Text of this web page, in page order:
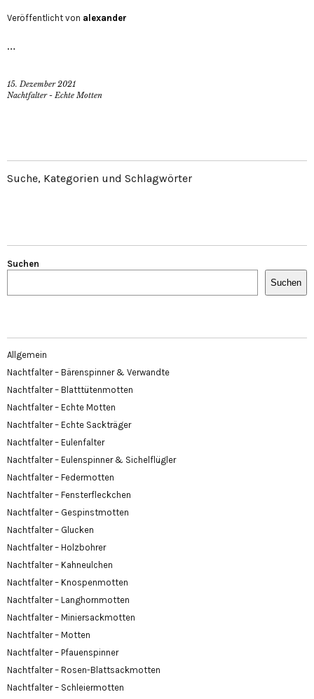
Veröffentlicht von alexander
…
15. Dezember 2021
Nachtfalter - Echte Motten
Suche, Kategorien und Schlagwörter
Suchen
Suchen
Allgemein
Nachtfalter – Bärenspinner & Verwandte
Nachtfalter – Blatttütenmotten
Nachtfalter – Echte Motten
Nachtfalter – Echte Sackträger
Nachtfalter – Eulenfalter
Nachtfalter – Eulenspinner & Sichelflügler
Nachtfalter – Federmotten
Nachtfalter – Fensterfleckchen
Nachtfalter – Gespinstmotten
Nachtfalter – Glucken
Nachtfalter – Holzbohrer
Nachtfalter – Kahneulchen
Nachtfalter – Knospenmotten
Nachtfalter – Langhornmotten
Nachtfalter – Miniersackmotten
Nachtfalter – Motten
Nachtfalter – Pfauenspinner
Nachtfalter – Rosen-Blattsackmotten
Nachtfalter – Schleiermotten